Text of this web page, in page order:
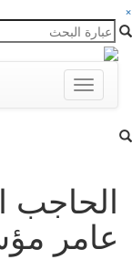
×
Toggle
navigation
الحاجب
عامر